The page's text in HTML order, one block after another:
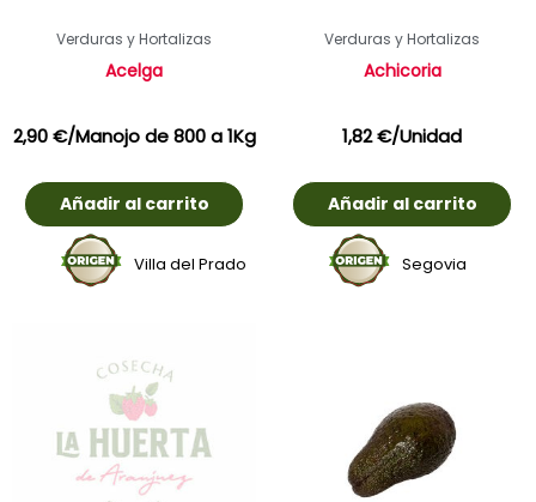
Verduras y Hortalizas
Acelga
2,90€/Manojo de 800 a 1Kg
Añadir al carrito
Villa del Prado
Verduras y Hortalizas
Achicoria
1,82€/Unidad
Añadir al carrito
Segovia